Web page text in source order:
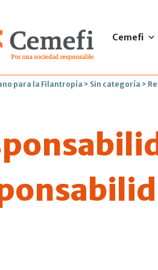
Cemefi
para la Filantropía > Sin categoría >